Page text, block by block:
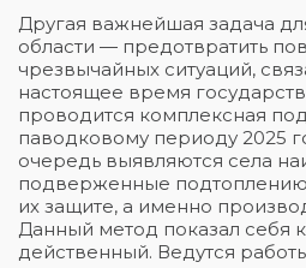
Другая важнейшая задача
области — предотвратить
чрезвычайных ситуаций,
настоящее время
проводится комплексная
паводковому периоду 2025
очередь выявляются села
подверженные
их защите, а именно
Данный метод показал себя
действенный. Ведутся